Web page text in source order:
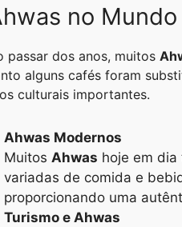
no
passar dos anos, muitos
alguns cafés foram
culturais importantes.
Ahwas Modernos
Muitos Ahwas hoje em
variadas de comida e
proporcionando uma
Turismo e Ahwas